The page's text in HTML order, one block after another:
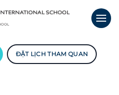
ĐẶT LỊCH THAM QUAN